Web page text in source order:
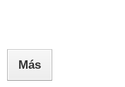
Más